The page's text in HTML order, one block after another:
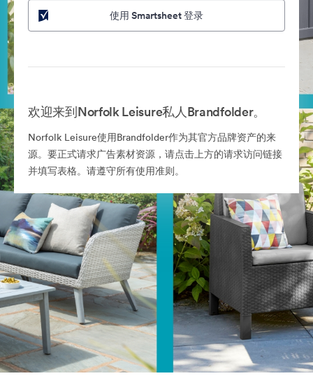
使用 Smartsheet 登录
欢迎来到Norfolk Leisure私人Brandfolder。
Norfolk Leisure使用Brandfolder作为其官方品牌资产的来
源。要正式请求广告素材资源，请点击上方的请求访问链接
并填写表格。请遵守所有使用准则。